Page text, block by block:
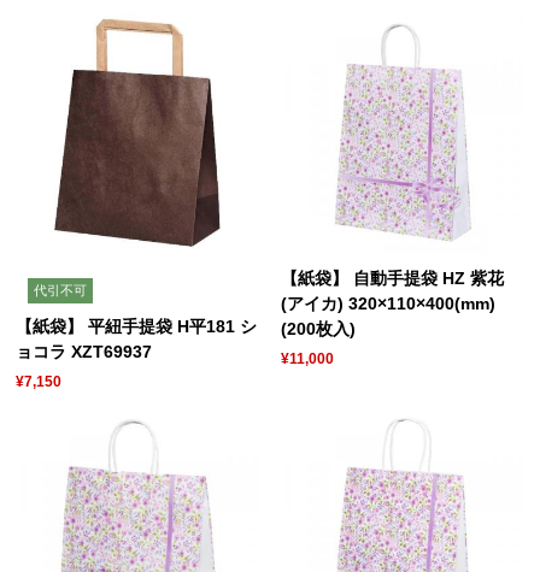
代引不可
【紙袋】 平紐手提袋 H平181 シ
ョコラ XZT69937
¥7,150
【紙袋】 自動手提袋 HZ 紫花
(アイカ) 320×110×400(mm)
(200枚入)
¥11,000